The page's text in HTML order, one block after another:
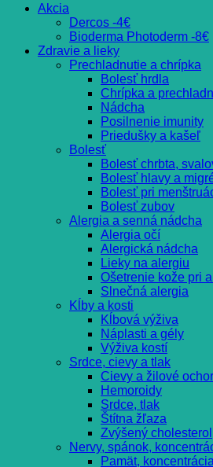
Akcia
Dercos -4€
Bioderma Photoderm -8€
Zdravie a lieky
Prechladnutie a chrípka
Bolesť hrdla
Chrípka a
Nádcha
Posilnenie imunity
Priedušky a kašeľ
Bolesť
Bolesť chrbta,
Bolesť hlavy a
Bolesť pri
Bolesť zubov
Alergia a senná nádcha
Alergia očí
Alergická nádcha
Lieky na alergiu
Ošetrenie kože pri
Slnečná alergia
Kĺby a kosti
Kĺbová výživa
Náplasti a gély
Výživa kostí
Srdce, cievy a tlak
Cievy a žilové
Hemoroidy
Srdce, tlak
Štítna žľaza
Zvýšený cholesterol
Nervy, spánok,
Pamät,